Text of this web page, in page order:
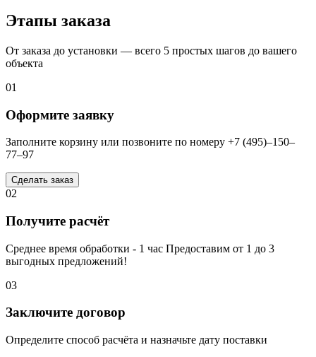
Этапы заказа
От заказа до установки — всего 5 простых шагов до вашего
объекта
01
Оформите заявку
Заполните корзину или позвоните по номеру +7 (495)–150–
77–97
Сделать заказ
02
Получите расчёт
Среднее время обработки - 1 час Предоставим от 1 до 3
выгодных предложений!
03
Заключите договор
Определите способ расчёта и назначьте дату поставки